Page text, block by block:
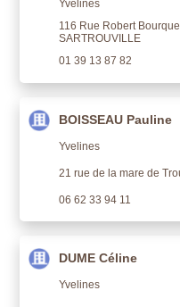
Yvelines
116 Rue Robert
SARTROUVILLE
01 39 13 87 82
BOISSEAU Pauline
Yvelines
21 rue de la mare de
06 62 33 94 11
DUME Céline
Yvelines